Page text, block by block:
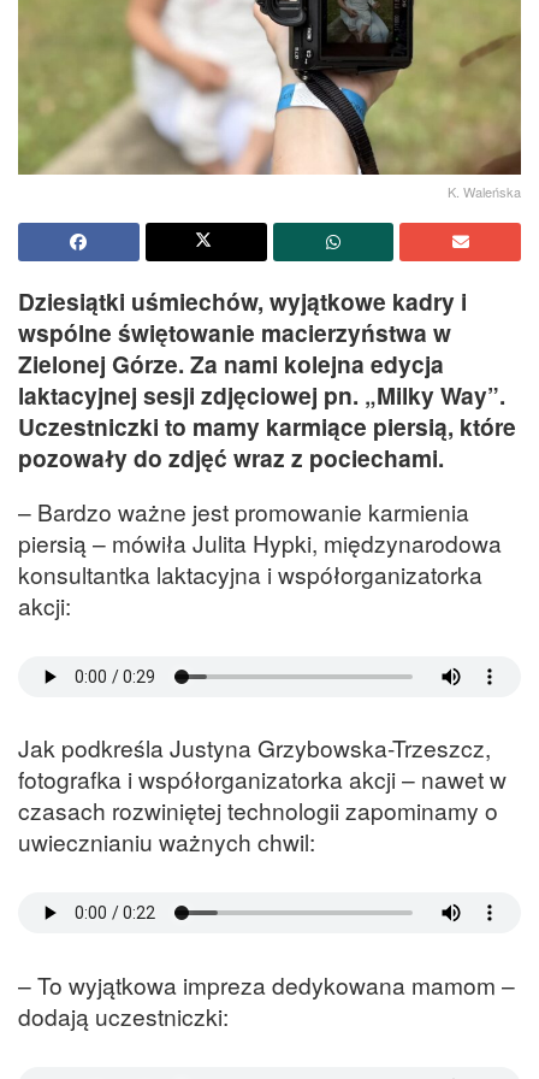
K. Waleńska
Dziesiątki uśmiechów, wyjątkowe kadry i
wspólne świętowanie macierzyństwa w
Zielonej Górze. Za nami kolejna edycja
laktacyjnej sesji zdjęciowej pn. „Milky Way”.
Uczestniczki to mamy karmiące piersią, które
pozowały do zdjęć wraz z pociechami.
– Bardzo ważne jest promowanie karmienia
piersią – mówiła Julita Hypki, międzynarodowa
konsultantka laktacyjna i współorganizatorka
akcji:
Jak podkreśla Justyna Grzybowska-Trzeszcz,
fotografka i współorganizatorka akcji – nawet w
czasach rozwiniętej technologii zapominamy o
uwiecznianiu ważnych chwil:
– To wyjątkowa impreza dedykowana mamom –
dodają uczestniczki: